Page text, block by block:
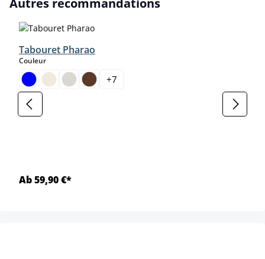
Tabouret Pharao
Couleurselect
+7
Ab 59,90 €*